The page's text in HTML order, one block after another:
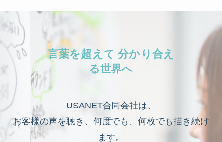
言葉を超えて 分かり合え
る世界へ
USANET合同会社は、
お客様の声を聴き、何度でも、何枚でも描き続け
ます。